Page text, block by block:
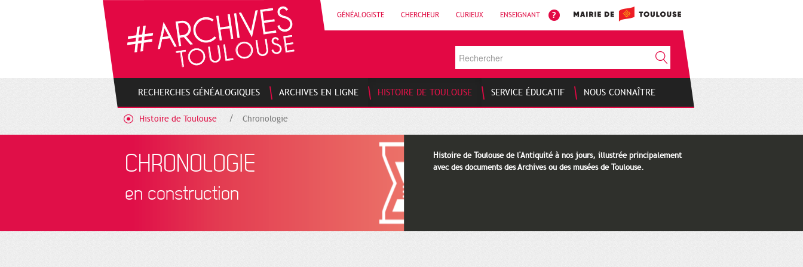
GÉNÉALOGISTE CHERCHEUR CURIEUX ENSEIGNANT
RECHERCHES GÉNÉALOGIQUES ARCHIVES EN LIGNE HISTOIRE DE TOULOUSE SERVICE ÉDUCATIF NOUS CONNAÎTRE
Histoire de Toulouse Chronologie
CHRONOLOGIE
en construction
Histoire de Toulouse de l'Antiquité à nos jours, illustrée principalement
avec des documents des Archives ou des musées de Toulouse.
Cookies management panel